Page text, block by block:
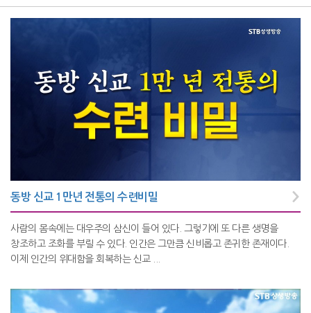
동방 신교 1만년 전통의 수련비밀
사람의 몸속에는 대우주의 삼신이 들어 있다. 그렇기에 또 다른 생명을
창조하고 조화를 부릴 수 있다. 인간은 그만큼 신비롭고 존귀한 존재이다.
이제 인간의 위대함을 회복하는 신교 ...